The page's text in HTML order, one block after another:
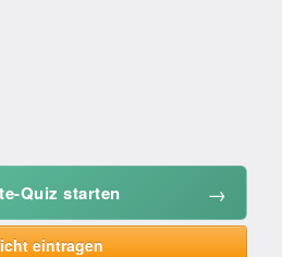
Quiz starten →
eintragen